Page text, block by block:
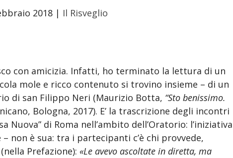
2018 | Il Risveglio
con amicizia. Infatti, ho terminato la lettura di un
mole e ricco contenuto si trovino insieme – di un
di san Filippo Neri (Maurizio Botta, “Sto benissimo.
Bologna, 2017). E’ la trascrizione degli incontri
Nuova” di Roma nell’ambito dell’Oratorio: l’iniziativa
non è sua: tra i partecipanti c’è chi provvede,
Prefazione): «Le avevo ascoltate in diretta, ma